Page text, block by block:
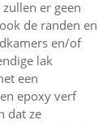
er geen
de randen en
en/of
lak
een
epoxy verf
dat ze